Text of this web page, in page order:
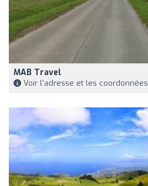
MAB Travel
Voir l'adresse et les coordonnées